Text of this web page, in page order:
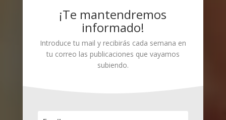
¡Te mantendremos
informado!
Introduce tu mail y recibirás cada semana en
tu correo las publicaciones que vayamos
subiendo.